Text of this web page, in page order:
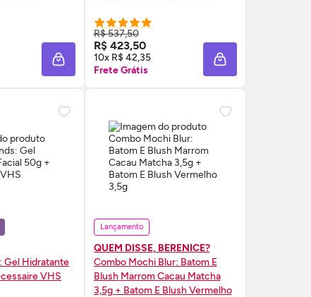
AGORA ❯
ADICIONAR À SACOLA
R$ 537,50
R$ 423,50
10x R$ 42,35
Frete Grátis
COMPRE AGORA ❯
ADICIONAR À
Gel Hidratante
VHS
Lançamento
QUEM DISSE, BERENICE?
Combo Mochi Blur: Batom E
BlushMarrom Cacau Matcha
3,5g + Batom E BlushVermelho